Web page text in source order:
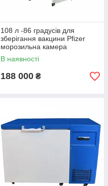
108 л -86 градусів для
зберігання вакцини Pfizer
морозильна камера
лабораторний вертикальний
В наявності
188 000 ₴